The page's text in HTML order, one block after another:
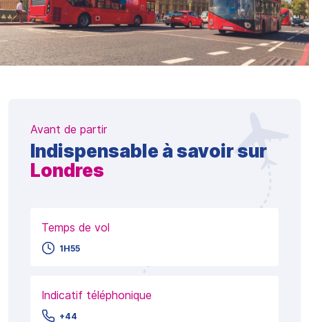
Avant de partir
Indispensable à savoir sur
Londres
Temps de vol
1H55
Indicatif téléphonique
+44